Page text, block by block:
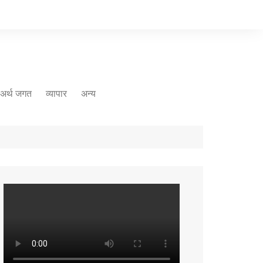
अर्थ जगत व्यापार अन्य
पर्यावरण